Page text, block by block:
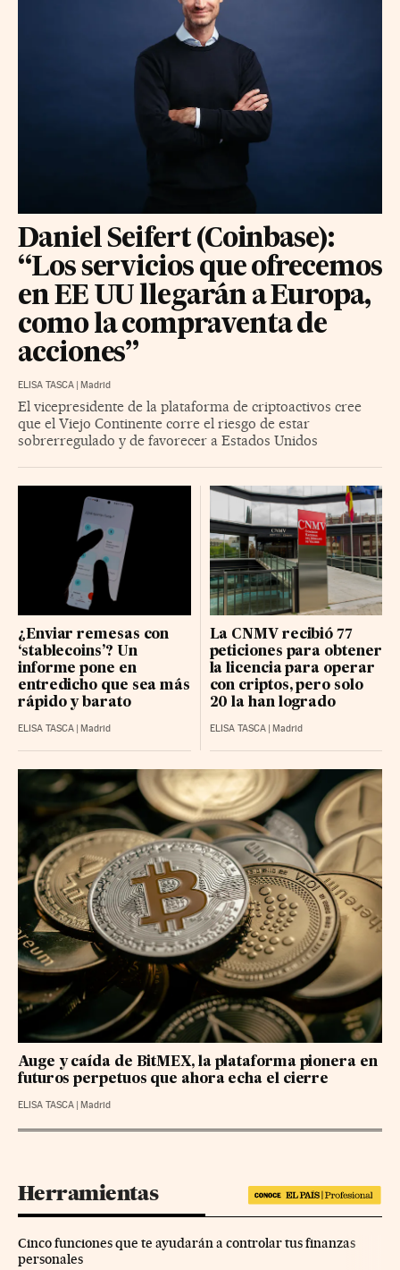
Daniel Seifert (Coinbase):
“Los servicios que ofrecemos
en EE UU llegarán a Europa,
como la compraventa de
acciones”
ELISA TASCA | Madrid
El vicepresidente de la plataforma de criptoactivos cree
que el Viejo Continente corre el riesgo de estar
sobrerregulado y de favorecer a Estados Unidos
¿Enviar remesas con
‘stablecoins’? Un
informe pone en
entredicho que sea más
rápido y barato
ELISA TASCA | Madrid
La CNMV recibió 77
peticiones para obtener
la licencia para operar
con criptos, pero solo
20 la han logrado
ELISA TASCA | Madrid
Auge y caída de BitMEX, la plataforma pionera en
futuros perpetuos que ahora echa el cierre
ELISA TASCA | Madrid
Herramientas
Cinco funciones que te ayudarán a controlar tus finanzas
personales